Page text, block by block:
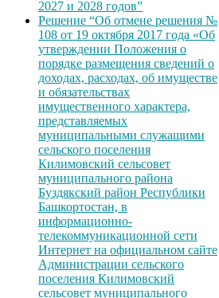
2027 и 2028 годов”
Решение “Об отмене решения №
108 от 19 октября 2017 года «Об
утверждении Положения о
порядке размещения сведений о
доходах, расходах, об имуществе
и обязательствах
имущественного характера,
представляемых
муниципальными служащими
сельского поселения
Килимовский сельсовет
муниципального района
Буздякский район Республики
Башкортостан, в
информационно-
телекоммуникационной сети
Интернет на официальном сайте
Администрации сельского
поселения Килимовский
сельсовет муниципального